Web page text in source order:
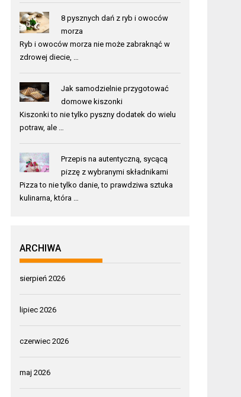
8 pysznych dań z ryb i owoców
morza
Ryb i owoców morza nie może zabraknąć w
zdrowej diecie, …
Jak samodzielnie przygotować
domowe kiszonki
Kiszonki to nie tylko pyszny dodatek do wielu
potraw, ale …
Przepis na autentyczną, sycącą
pizzę z wybranymi składnikami
Pizza to nie tylko danie, to prawdziwa sztuka
kulinarna, która …
ARCHIWA
sierpień 2026
lipiec 2026
czerwiec 2026
maj 2026